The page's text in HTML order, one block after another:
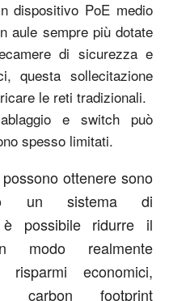
dispositivo PoE medio
aule sempre più dotate
di sicurezza e
questa sollecitazione
le reti tradizionali.
e switch può
spesso limitati.
ottenere sono
un sistema di
è possibile ridurre il
modo realmente
economici,
carbon footprint